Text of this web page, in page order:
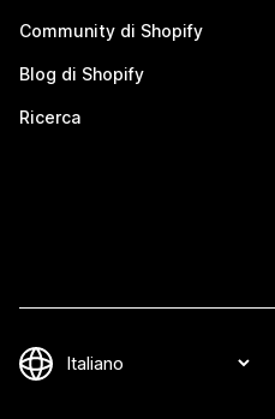
Community di Shopify
Blog di Shopify
Ricerca